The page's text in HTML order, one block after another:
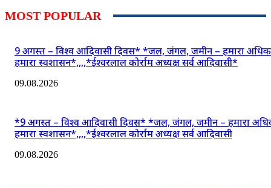
MOST POPULAR
9 अगस्त – विश्व आदिवासी दिवस* *जल, जंगल, जमीन – हमारा
हमारा स्वशासन*,,,,*ईश्वरलाल कोर्राम अध्यक्ष सर्व आदिवासी*
09.08.2026
*9 अगस्त – विश्व आदिवासी दिवस* *जल, जंगल, जमीन – हमारा
हमारा स्वशासन*,,,,*ईश्वरलाल कोर्राम अध्यक्ष सर्व आदिवासी
09.08.2026